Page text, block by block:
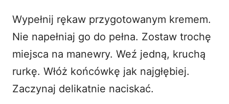
Wypełnij rękaw przygotowanym kremem.
Nie napełniaj go do pełna. Zostaw trochę
miejsca na manewry. Weź jedną, kruchą
rurkę. Włóż końcówkę jak najgłębiej.
Zaczynaj delikatnie naciskać.